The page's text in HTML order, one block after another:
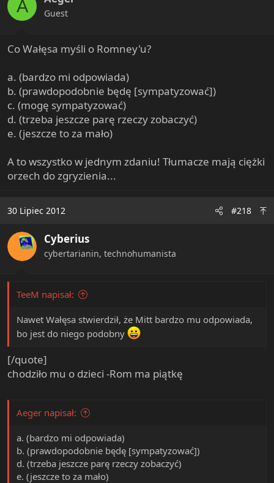
A Guest
Co Wałęsa myśli o Romney'u?
a. (bardzo mi odpowiada)
b. (prawdopodobnie będę [sympatyzować])
c. (mogę sympatyzować)
d. (trzeba jeszcze parę rzeczy zobaczyć)
e. (jeszcze to za mało)
A to wszystko w jednym zdaniu! Tłumacze mają ciężki
orzech do zgryzienia...
30 Lipiec 2012 #218
Cyberius
cybertarianin, technohumanista
TeeM napisał:
Nawet Wałęsa stwierdził, że Mitt bardzo mu odpowiada,
bo jest do niego podobny
[/quote]
chodziło mu o dzieci -Rom ma piątkę
Aeger napisał:
a. (bardzo mi odpowiada)
b. (prawdopodobnie będę [sympatyzować])
d. (trzeba jeszcze parę rzeczy zobaczyć)
e. (jeszcze to za mało)